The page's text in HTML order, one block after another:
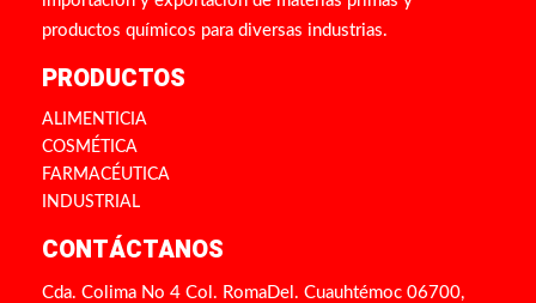
productos químicos para diversas industrias.
PRODUCTOS
ALIMENTICIA
COSMÉTICA
FARMACÉUTICA
INDUSTRIAL
CONTÁCTANOS
Cda. Colima No 4 Col. RomaDel. Cuauhtémoc 06700,